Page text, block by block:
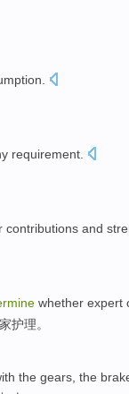
.
requirement
contributions and
whether expert
护理。
the gears , the